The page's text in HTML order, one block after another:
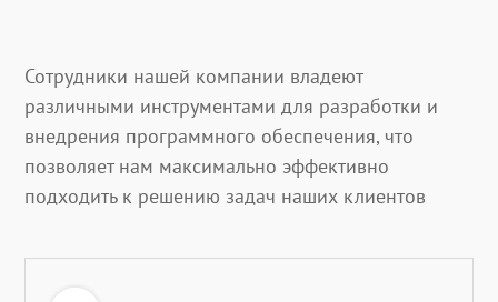
Сотрудники нашей компании владеют
различными инструментами для разработки и
внедрения программного обеспечения, что
позволяет нам максимально эффективно
подходить к решению задач наших клиентов